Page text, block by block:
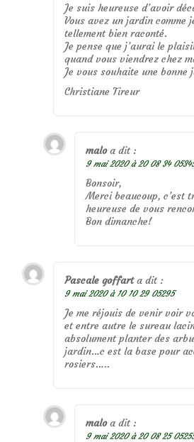
Je suis heureuse d’avoir
Vous avez un jardin comme
tellement bien raconté.
Je pense que j’aurai le
quand vous viendrez chez
Je vous souhaite une bonne
Christiane Tireur
malo a dit :
9 mai 2020 à 20 08 34
Bonsoir,
Merci beaucoup, c’est
heureuse de vous
Bon dimanche!
Pascale goffart a dit :
9 mai 2020 à 10 10 29 05295
Je me réjouis de venir voir
et entre autre le sureau
absolument planter des
jardin…c est la base pour
rosiers…..
malo a dit :
9 mai 2020 à 20 08 25